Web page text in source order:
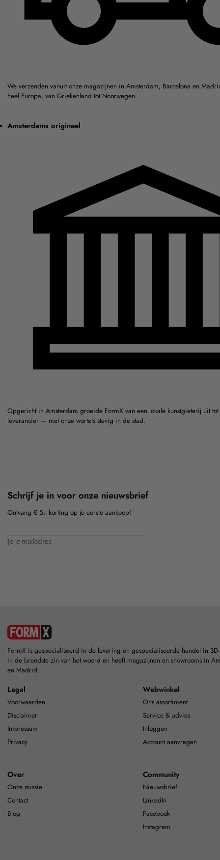
We verzenden vanuit onze magazijnen in Amsterdam, Barcelona en
heel Europa, van Griekenland tot Noorwegen.
Amsterdams origineel
Opgericht in Amsterdam groeide FormX van een lokale kunstgieterij uit
leverancier — met onze wortels stevig in de stad.
Schrijf je in voor onze nieuwsbrief
Ontvang € 5,- korting op je eerste aankoop!
FormX is gespecialiseerd in de levering en gespecialiseerde handel in
in de breedste zin van het woord en heeft magazijnen en showrooms in
en Madrid.
Legal
Voorwaarden
Disclaimer
Impressum
Privacy
Webwinkel
Ons assortiment
Service & advies
Inloggen
Account aanvragen
Over
Onze missie
Contact
Blog
Community
Nieuwsbrief
LinkedIn
Facebook
Instagram